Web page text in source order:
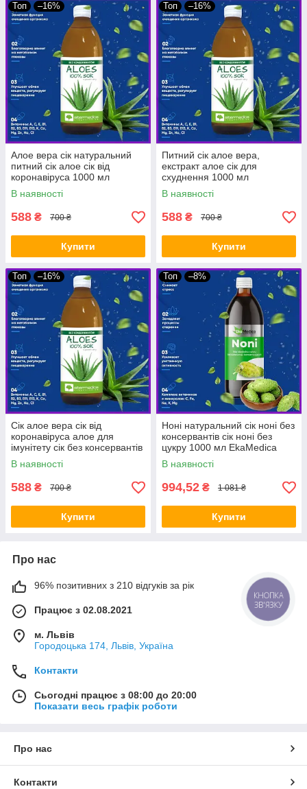
Топ –16%
Алое вера сік натуральний
питний сік алое сік від
коронавіруса 1000 мл
Altermedica
В наявності
588 ₴ 700 ₴
Купити
Топ –16%
Питний сік алое вера,
екстракт алое сік для
схуднення 1000 мл
Altermedica
В наявності
588 ₴ 700 ₴
Купити
Топ –16%
Сік алое вера сік від
коронавіруса алое для
імунітету сік без консервантів
1000 мл Altermedica
В наявності
588 ₴ 700 ₴
Купити
Топ –8%
Ноні натуральний сік ноні без
консервантів сік ноні без
цукру 1000 мл EkaMedica
В наявності
994,52 ₴ 1 081 ₴
Купити
Про нас
96% позитивних з 210 відгуків за рік
Працює з 02.08.2021
м. Львів
Городоцька 174, Львів, Україна
Контакти
Сьогодні працює з 08:00 до 20:00
Показати весь графік роботи
Про нас
Контакти
КНОПКА
ЗВ'ЯЗКУ